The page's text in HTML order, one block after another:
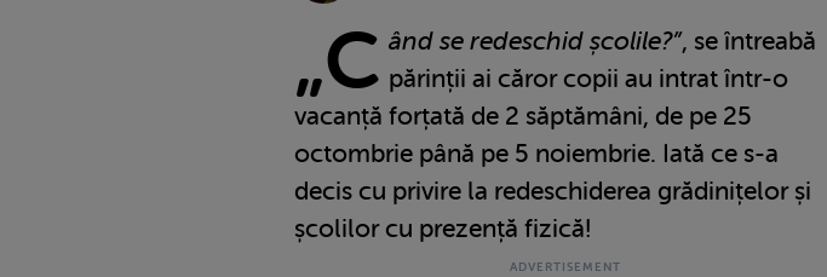
„C ând se redeschid școlile?”, se întreabă
părinții ai căror copii au intrat într-o
vacanță forțată de 2 săptămâni, de pe 25
octombrie până pe 5 noiembrie. Iată ce s-a
decis cu privire la redeschiderea grădinițelor și
școlilor cu prezență fizică!